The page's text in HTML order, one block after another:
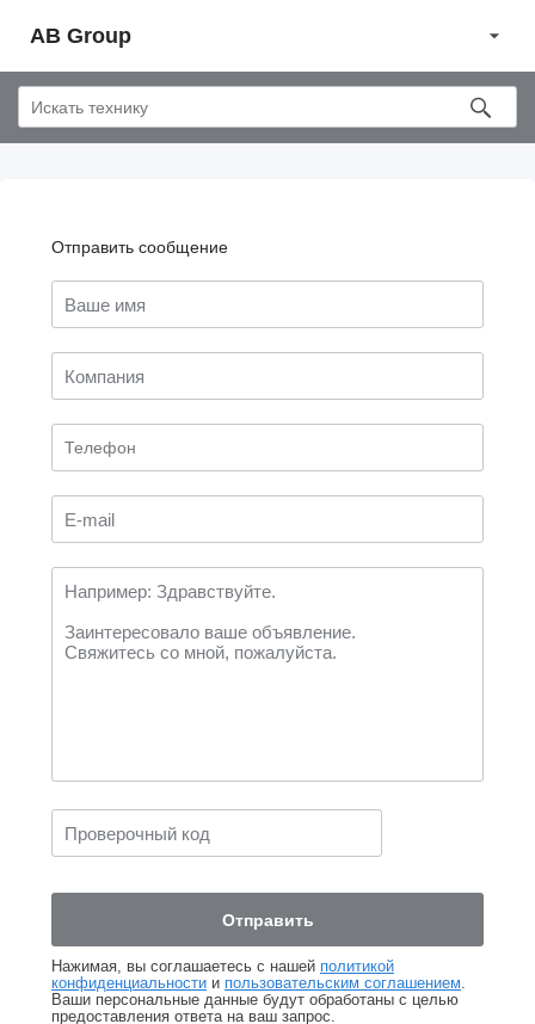
AB Group
Отправить сообщение
Нажимая, вы соглашаетесь с нашей политикой
конфиденциальности и пользовательским соглашением.
Ваши персональные данные будут обработаны с целью
предоставления ответа на ваш запрос.